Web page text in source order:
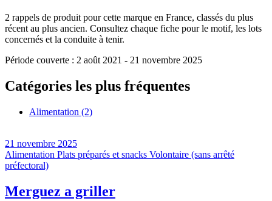
2 rappels de produit pour cette marque en France, classés du plus
récent au plus ancien. Consultez chaque fiche pour le motif, les lots
concernés et la conduite à tenir.
Période couverte : 2 août 2021 - 21 novembre 2025
Catégories les plus fréquentes
Alimentation (2)
21 novembre 2025
Alimentation Plats préparés et snacks Volontaire (sans arrêté
préfectoral)
Merguez a griller